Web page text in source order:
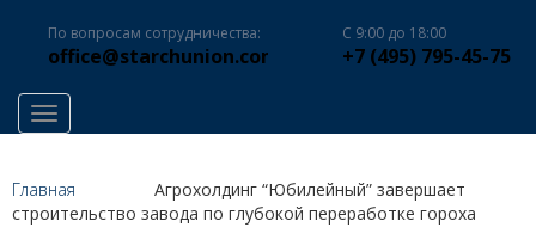
По вопросам сотрудничества:
office@starchunion.com
С 9:00 до 18:00
+7 (495) 795-45-75
Toggle navigation
Главная
Агрохолдинг “Юбилейный” завершает
строительство завода по глубокой переработке гороха